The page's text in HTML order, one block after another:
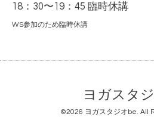
18：30〜19：45 臨時休講
WS参加のため臨時休講
ヨガスタ
©2026 ヨガスタジオbe. All